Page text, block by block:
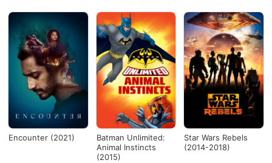
Encounter (2021)
Batman Unlimited:
Animal Instincts
(2015)
Star Wars Rebels
(2014-2018)